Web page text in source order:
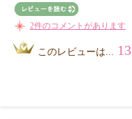
2件のコメントがあります
このレビューは... 13